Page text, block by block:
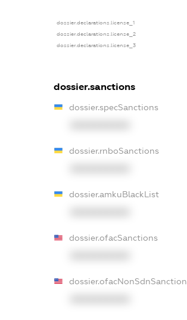
dossier.declarations.license_1
dossier.declarations.license_2
dossier.declarations.license_3
dossier.sanctions
dossier.specSanctions
dossier.rnboSanctions
dossier.amkuBlackList
dossier.ofacSanctions